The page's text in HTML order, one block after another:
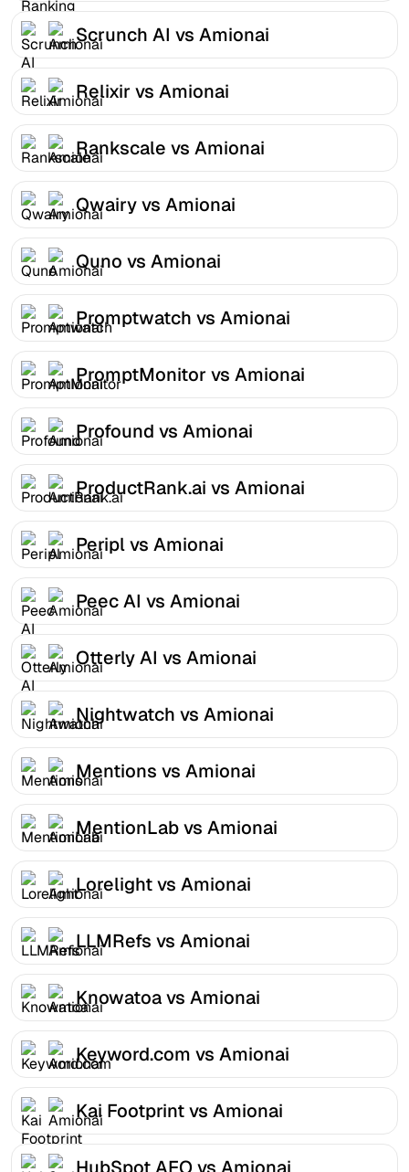
Scrunch AI vs Amionai
Relixir vs Amionai
Rankscale vs Amionai
Qwairy vs Amionai
Quno vs Amionai
Promptwatch vs Amionai
PromptMonitor vs Amionai
Profound vs Amionai
ProductRank.ai vs Amionai
Peripl vs Amionai
Peec AI vs Amionai
Otterly AI vs Amionai
Nightwatch vs Amionai
Mentions vs Amionai
MentionLab vs Amionai
Lorelight vs Amionai
LLMRefs vs Amionai
Knowatoa vs Amionai
Keyword.com vs Amionai
Kai Footprint vs Amionai
HubSpot AEO vs Amionai